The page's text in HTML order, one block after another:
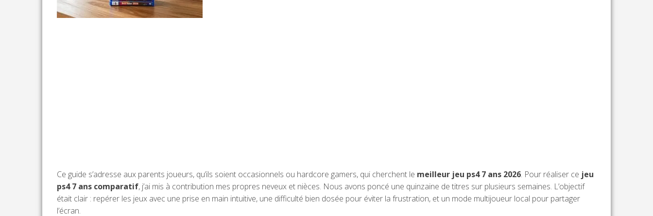
Ce guide s’adresse aux parents joueurs, qu’ils soient occasionnels ou hardcore gamers, qui cherchent le meilleur jeu ps4 7 ans 2026. Pour réaliser ce jeu
ps4 7 ans comparatif, j’ai mis à contribution mes propres neveux et nièces. Nous avons poncé une quinzaine de titres sur plusieurs semaines. L’objectif
était clair : repérer les jeux avec une prise en main intuitive, une difficulté bien dosée pour éviter la frustration, et un mode multijoueur local pour partager
l’écran.